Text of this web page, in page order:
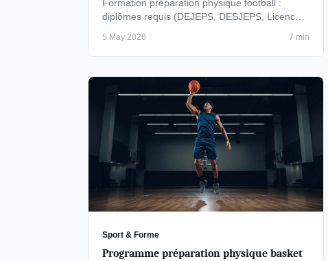
Formation préparation physique football :
diplômes requis (DEJEPS, DESJEPS, Licence
5 May 2026 7 min
Sport & Forme
Programme préparation physique basket